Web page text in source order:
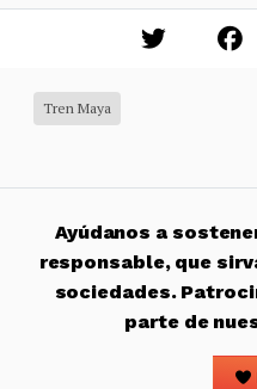
Tren Maya
Ayúdanos a
responsable, que
sociedades.
parte de